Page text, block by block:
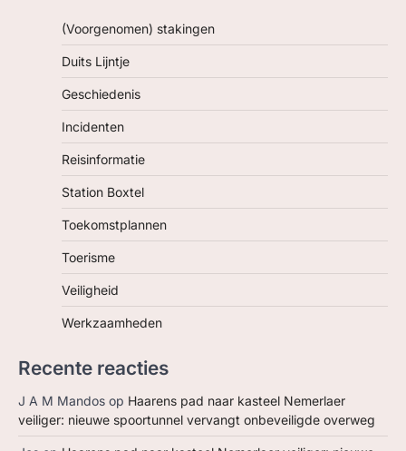
(Voorgenomen) stakingen
Duits Lijntje
Geschiedenis
Incidenten
Reisinformatie
Station Boxtel
Toekomstplannen
Toerisme
Veiligheid
Werkzaamheden
Recente reacties
J A M Mandos op Haarens pad naar kasteel Nemerlaer
veiliger: nieuwe spoortunnel vervangt onbeveiligde overweg